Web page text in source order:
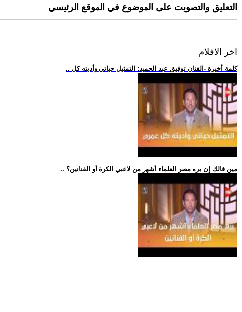
التعليق والتصويت على الموضوع في الموقع الرئيسي
اخر الافلام
.. كلمة أخيرة -الفنان توفيق عبد الحميد: التمثيل حياتي وأديته كل
.. مين قالك إن بره مصر العلماء أشهر من لاعبي الكرة أو الفنانين؟